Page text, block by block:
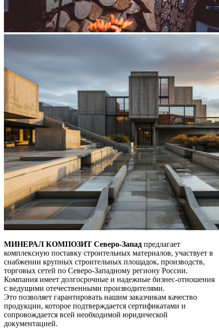
МИНЕРАЛ КОМПОЗИТ Северо-Запад предлагает
комплексную поставку строительных материалов, участвует в
снабжении крупных строительных площадок, производств,
торговых сетей по Северо-Западному региону России.
Компания имеет долгосрочные и надежные бизнес-отношения
с ведущими отечественными производителями.
Это позволяет гарантировать нашим заказчикам качество
продукции, которое подтверждается сертификатами и
сопровождается всей необходимой юридической
документацией.